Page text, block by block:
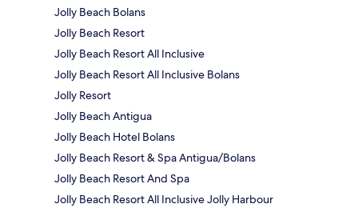
Jolly Beach Bolans
Jolly Beach Resort
Jolly Beach Resort All Inclusive
Jolly Beach Resort All Inclusive Bolans
Jolly Resort
Jolly Beach Antigua
Jolly Beach Hotel Bolans
Jolly Beach Resort & Spa Antigua/Bolans
Jolly Beach Resort And Spa
Jolly Beach Resort All Inclusive Jolly Harbour